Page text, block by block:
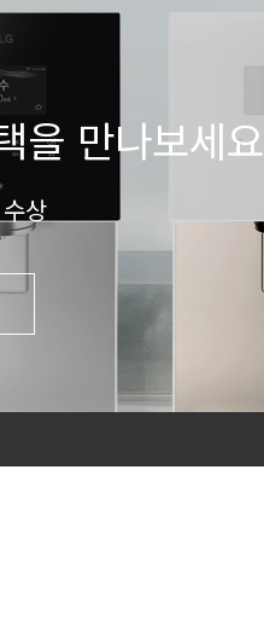
을 만나보세요
상